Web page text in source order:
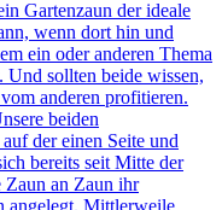
Gartenzaun der ideale
wenn dort hin und
ein oder anderen Thema
Und sollten beide wissen,
anderen profitieren.
beiden
der einen Seite und
bereits seit Mitte der
Zaun an Zaun ihr
angelegt. Mittlerweile